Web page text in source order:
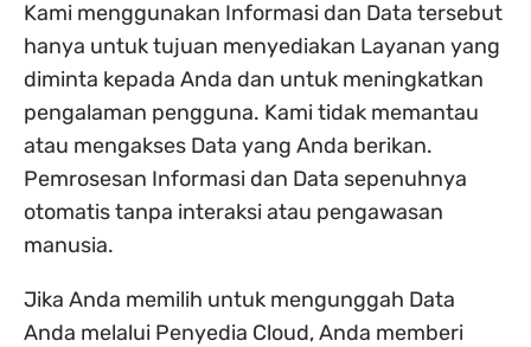
Kami menggunakan Informasi dan Data tersebut
hanya untuk tujuan menyediakan Layanan yang
diminta kepada Anda dan untuk meningkatkan
pengalaman pengguna. Kami tidak memantau
atau mengakses Data yang Anda berikan.
Pemrosesan Informasi dan Data sepenuhnya
otomatis tanpa interaksi atau pengawasan
manusia.
Jika Anda memilih untuk mengunggah Data
Anda melalui Penyedia Cloud, Anda memberi